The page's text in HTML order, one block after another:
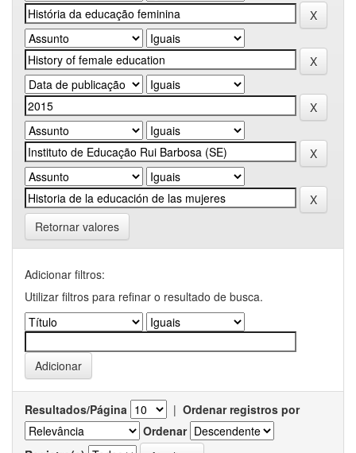
Retornar valores
Adicionar filtros:
Utilizar filtros para refinar o resultado de busca.
Resultados/Página | Ordenar registros por
Ordenar